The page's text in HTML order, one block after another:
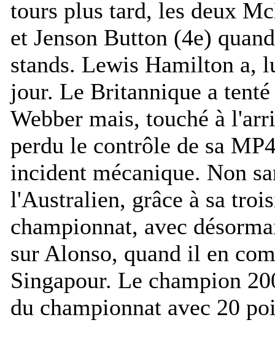
tours plus tard, les deux
et Jenson Button (4e)
stands. Lewis Hamilton a,
jour. Le Britannique a tenté
Webber mais, touché à
perdu le contrôle de sa
incident mécanique. Non
l'Australien, grâce à sa
championnat, avec
sur Alonso, quand il en
Singapour. Le champion
du championnat avec 20